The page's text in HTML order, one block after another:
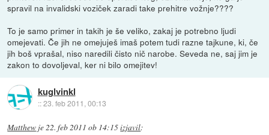
spravil na invalidski voziček zaradi take prehitre vožnje????
To je samo primer in takih je še veliko, zakaj je potrebno ljudi
omejevati. Če jih ne omejuješ imaš potem tudi razne tajkune, ki, če
jih boš vprašal, niso naredili čisto nič narobe. Seveda ne, saj jim je
zakon to dovoljeval, ker ni bilo omejitev!
kuglvinkl
::23. feb 2011, 00:13
Matthew je 22. feb 2011 ob 14:15izjavil: